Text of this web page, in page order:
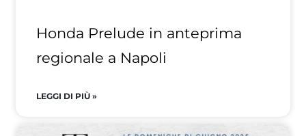
Honda Prelude in anteprima
regionale a Napoli
LEGGI DI PIÙ »